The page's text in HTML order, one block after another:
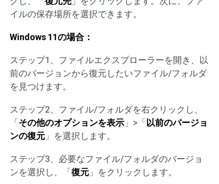
イルの保存場所を選択できます。
Windows 11の場合：
ステップ1、ファイルエクスプローラーを開き、以
前のバージョンから復元したいファイル/フォルダ
を見つけます。
ステップ2、ファイル/フォルダを右クリックし、
「その他のオプションを表示 」>「以前のバージョ
ンの復元 」を選択します。
ステップ3、必要なファイル/フォルダのバージョ
ンを選択し、「復元 」をクリックします。